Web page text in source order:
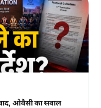
ओवैसी का सवाल